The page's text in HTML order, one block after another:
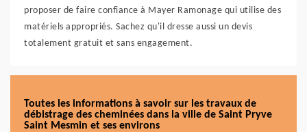
proposer de faire confiance à Mayer Ramonage qui utilise des
matériels appropriés. Sachez qu'il dresse aussi un devis
totalement gratuit et sans engagement.
Toutes les informations à savoir sur les travaux de
débistrage des cheminées dans la ville de Saint Pryve
Saint Mesmin et ses environs